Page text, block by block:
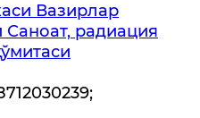
Вазирлар
Саноат, радиация
;